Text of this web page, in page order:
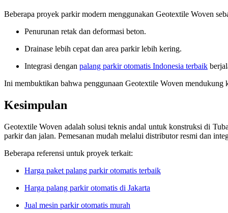
Beberapa proyek parkir modern menggunakan Geotextile Woven
Penurunan retak dan deformasi beton.
Drainase lebih cepat dan area parkir lebih kering.
Integrasi dengan palang parkir otomatis Indonesia terbaik
Ini membuktikan bahwa penggunaan Geotextile Woven mendukung
Kesimpulan
Geotextile Woven adalah solusi teknis andal untuk konstruksi di
parkir dan jalan. Pemesanan mudah melalui distributor resmi dan
Beberapa referensi untuk proyek terkait:
Harga paket palang parkir otomatis terbaik
Harga palang parkir otomatis di Jakarta
Jual mesin parkir otomatis murah